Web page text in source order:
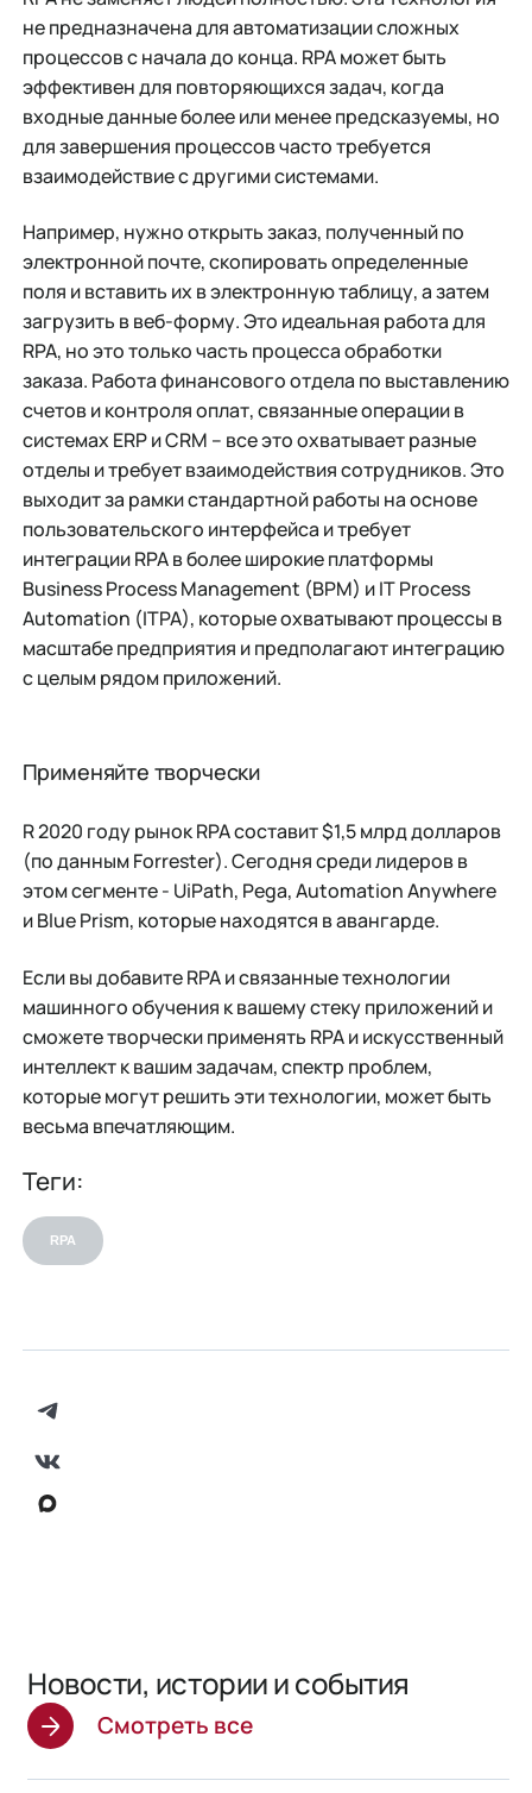
не предназначена для автоматизации сложных
процессов с начала до конца. RPA может быть
эффективен для повторяющихся задач, когда
входные данные более или менее предсказуемы, но
для завершения процессов часто требуется
взаимодействие с другими системами.
Например, нужно открыть заказ, полученный по
электронной почте, скопировать определенные
поля и вставить их в электронную таблицу, а затем
загрузить в веб-форму. Это идеальная работа для
RPA, но это только часть процесса обработки
заказа. Работа финансового отдела по выставлению
счетов и контроля оплат, связанные операции в
системах ERP и CRM – все это охватывает разные
отделы и требует взаимодействия сотрудников. Это
выходит за рамки стандартной работы на основе
пользовательского интерфейса и требует
интеграции RPA в более широкие платформы
Business Process Management (BPM) и IT Process
Automation (ITPA), которые охватывают процессы в
масштабе предприятия и предполагают интеграцию
с целым рядом приложений.
Применяйте творчески
R 2020 году рынок RPA составит $1,5 млрд долларов
(по данным Forrester). Сегодня среди лидеров в
этом сегменте - UiPath, Pega, Automation Anywhere
и Blue Prism, которые находятся в авангарде.
Если вы добавите RPA и связанные технологии
машинного обучения к вашему стеку приложений и
сможете творчески применять RPA и искусственный
интеллект к вашим задачам, спектр проблем,
которые могут решить эти технологии, может быть
весьма впечатляющим.
Теги:
RPA
Новости, истории и события
Смотреть все